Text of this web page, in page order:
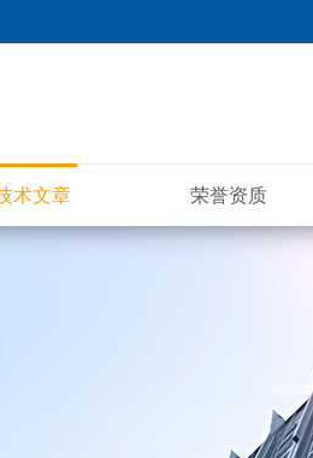
术文章 荣誉资质